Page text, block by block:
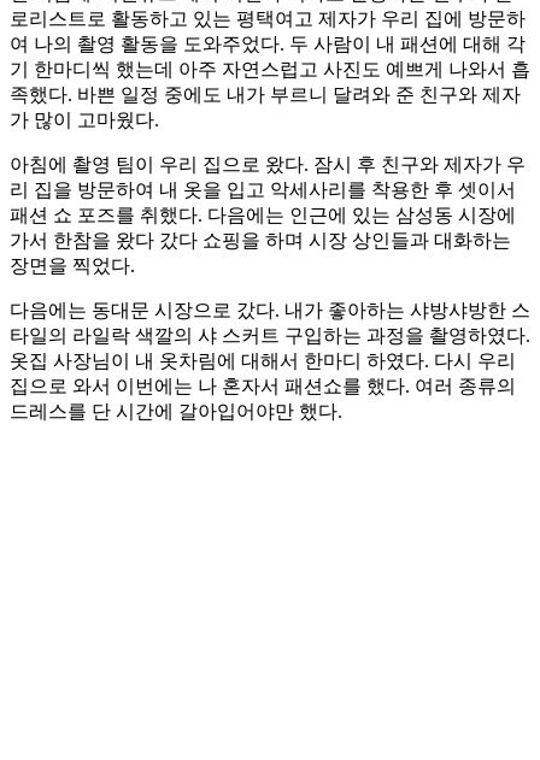
로리스트로 활동하고 있는 평택여고 제자가 우리 집에 방문하
여 나의 촬영 활동을 도와주었다. 두 사람이 내 패션에 대해 각
기 한마디씩 했는데 아주 자연스럽고 사진도 예쁘게 나와서 흡
족했다. 바쁜 일정 중에도 내가 부르니 달려와 준 친구와 제자
가 많이 고마웠다.
아침에 촬영 팀이 우리 집으로 왔다. 잠시 후 친구와 제자가 우
리 집을 방문하여 내 옷을 입고 악세사리를 착용한 후 셋이서
패션 쇼 포즈를 취했다. 다음에는 인근에 있는 삼성동 시장에
가서 한참을 왔다 갔다 쇼핑을 하며 시장 상인들과 대화하는
장면을 찍었다.
다음에는 동대문 시장으로 갔다. 내가 좋아하는 샤방샤방한 스
타일의 라일락 색깔의 샤 스커트 구입하는 과정을 촬영하였다.
옷집 사장님이 내 옷차림에 대해서 한마디 하였다. 다시 우리
집으로 와서 이번에는 나 혼자서 패션쇼를 했다. 여러 종류의
드레스를 단 시간에 갈아입어야만 했다.